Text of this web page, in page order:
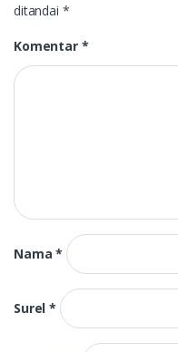
ditandai *
Komentar *
Nama*
Surel*